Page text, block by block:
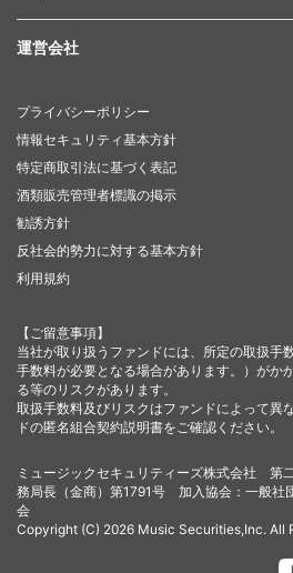
運営会社
プライバシーポリシー
情報セキュリティ基本方針
特定商取引法に基づく表記
酒類販売管理者標識の掲示
勧誘方針
反社会的勢力に対する基本方針
利用規約
【ご留意事項】
当社が取り扱うファンドには、所定の取扱手
手数料が必要となる場合があります。）がか
る等のリスクがあります。
取扱手数料及びリスクはファンドによって異
ドの匿名組合契約説明書をご確認ください。
ミュージックセキュリティーズ株式会社 第
務局長（金商）第1791号 加入協会：一般社
会
Copyright (C) 2026 Music Securities,Inc. All